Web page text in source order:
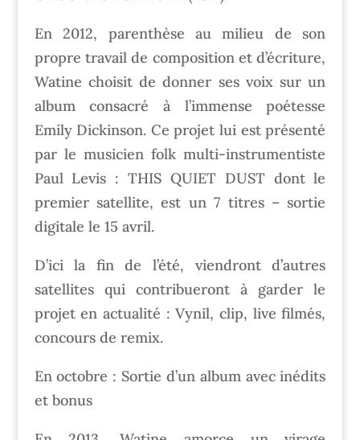
En 2012, parenthèse au milieu de son
propre travail de composition et d’écriture,
Watine choisit de donner ses voix sur un
album consacré à l’immense poétesse
Emily Dickinson. Ce projet lui est présenté
par le musicien folk multi-instrumentiste
Paul Levis : THIS QUIET DUST dont le
premier satellite, est un 7 titres – sortie
digitale le 15 avril.
D’ici la fin de l’été, viendront d’autres
satellites qui contribueront à garder le
projet en actualité : Vynil, clip, live filmés,
concours de remix.
En octobre : Sortie d’un album avec inédits
et bonus